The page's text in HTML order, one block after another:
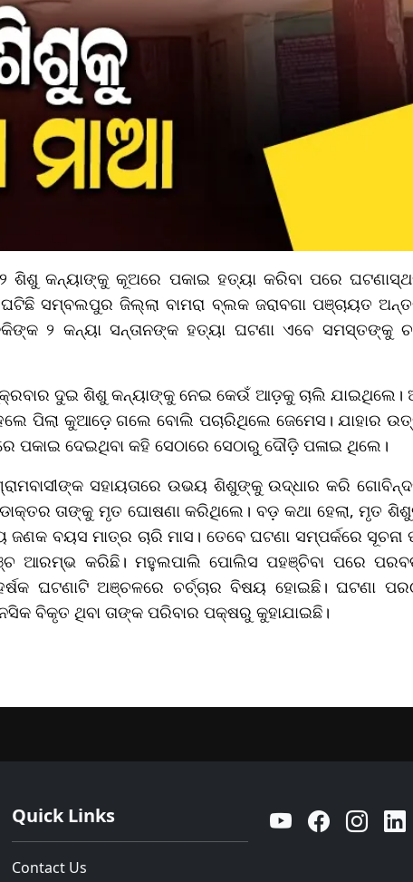
୨ ଶିଶୁ କନ୍ୟାଙ୍କୁ କୂଅରେ ପକାଇ ହତ୍ୟା କରିବା ପରେ
ସମ୍ବଲପୁର ଜିଲ୍ଲା ବାମରା ବ୍ଲକ ଜରାବଗା ପଞ୍ଚାୟତ
୨ କନ୍ୟା ସନ୍ତାନଙ୍କ ହତ୍ୟା ଘଟଣା ଏବେ ସମସ୍ତଙ୍କୁ
ଦୁଇ ଶିଶୁ କନ୍ୟାଙ୍କୁ ନେଇ କେଉଁ ଆଡ଼କୁ ଚାଲି
ପିଲା କୁଆଡ଼େ ଗଲେ ବୋଲି ପଚାରିଥିଲେ ଜେମେସ। ଯାହାର
ପକାଇ ଦେଇଥିବା କହି ସେଠାରେ ସେଠାରୁ ଦୌଡ଼ି ପଳାଇ ଥିଲେ।
ସହାୟତାରେ ଉଭୟ ଶିଶୁଙ୍କୁ ଉଦ୍ଧାର କରି
ଡାକ୍ତର ତାଙ୍କୁ ମୃତ ଘୋଷଣା କରିଥିଲେ। ବଡ଼ କଥା ହେଲା, ମୃତ
ବୟସ ମାତ୍ର ଚାରି ମାସ। ତେବେ ଘଟଣା ସମ୍ପର୍କରେ ସୂଚନା
ଆରମ୍ଭ କରିଛି। ମହୁଲପାଲି ପୋଲିସ ପହଞ୍ଚିବା ପରେ
ଘଟଣାଟି ଅଞ୍ଚଳରେ ଚର୍ଚ୍ଚାର ବିଷୟ ହୋଇଛି। ଘଟଣା
ବିକୃତ ଥିବା ତାଙ୍କ ପରିବାର ପକ୍ଷରୁ କୁହାଯାଇଛି।
Quick Links
Contact Us
YouTube Facebook Instagram